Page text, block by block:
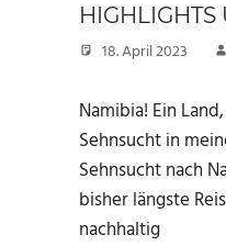
18. April 2023
Namibia! Ein
Sehnsucht in
Sehnsucht nach
bisher längste
nachhaltig